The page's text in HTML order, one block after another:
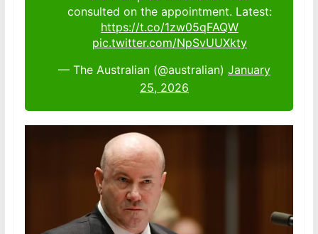
consulted on the appointment. Latest:
https://t.co/1zw05qFAQW
pic.twitter.com/NpSvUUXkty
— The Australian (@australian) January
25, 2026